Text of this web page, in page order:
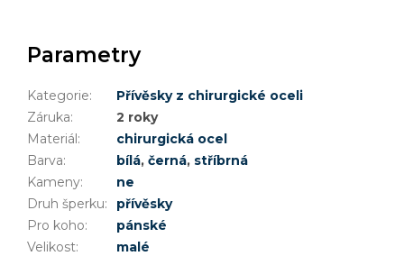
Parametry
Kategorie:
Přívěsky z chirurgické oceli
Záruka:
2 roky
Materiál:
chirurgická ocel
Barva: bílá, černá, stříbrná
Kameny:
ne
Druh šperku:
přívěsky
Pro koho:
pánské
Velikost:
malé